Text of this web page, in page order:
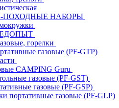
ПОХОДНЫЕ НАБОРЫ
горелки
газовые (PF-GTP)
CAMPING Guru
газовые (PF-GST)
газовые (PF-GSP)
портативные газовые (PF-GLP)